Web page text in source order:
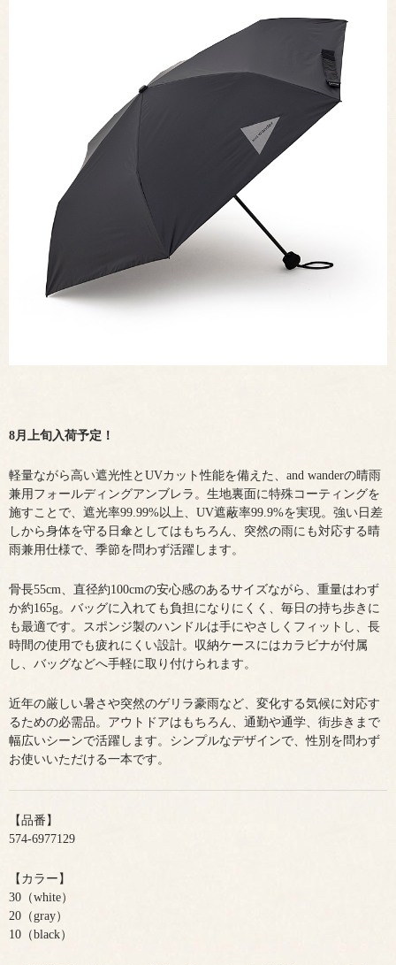
8月上旬入荷予定！
軽量ながら高い遮光性とUVカット性能を備えた、and wanderの晴雨
兼用フォールディングアンブレラ。生地裏面に特殊コーティングを
施すことで、遮光率99.99%以上、UV遮蔽率99.9%を実現。強い日差
しから身体を守る日傘としてはもちろん、突然の雨にも対応する晴
雨兼用仕様で、季節を問わず活躍します。
骨長55cm、直径約100cmの安心感のあるサイズながら、重量はわず
か約165g。バッグに入れても負担になりにくく、毎日の持ち歩きに
も最適です。スポンジ製のハンドルは手にやさしくフィットし、長
時間の使用でも疲れにくい設計。収納ケースにはカラビナが付属
し、バッグなどへ手軽に取り付けられます。
近年の厳しい暑さや突然のゲリラ豪雨など、変化する気候に対応す
るための必需品。アウトドアはもちろん、通勤や通学、街歩きまで
幅広いシーンで活躍します。シンプルなデザインで、性別を問わず
お使いいただける一本です。
【品番】
574-6977129
【カラー】
30（white）
20（gray）
10（black）